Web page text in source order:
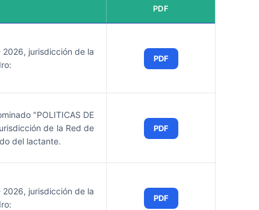
PDF
2026, jurisdicción de la
PDF
"POLITICAS DE
de la Red de
del lactante.
PDF
2026, jurisdicción de la
PDF